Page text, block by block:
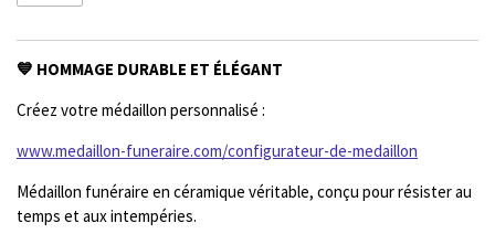
💙 HOMMAGE DURABLE ET ÉLÉGANT
Créez votre médaillon personnalisé :
www.medaillon-funeraire.com/configurateur-de-medaillon
Médaillon funéraire en céramique véritable, conçu pour résister au
temps et aux intempéries.